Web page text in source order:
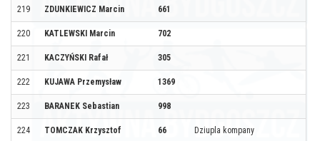
219 ZDUNKIEWICZ Marcin 661
220 KATLEWSKI Marcin 702
221 KACZYŃSKI Rafał 305
222 KUJAWA Przemysław 1369
223 BARANEK Sebastian 998
224 TOMCZAK Krzysztof 66 Dziupla kompany